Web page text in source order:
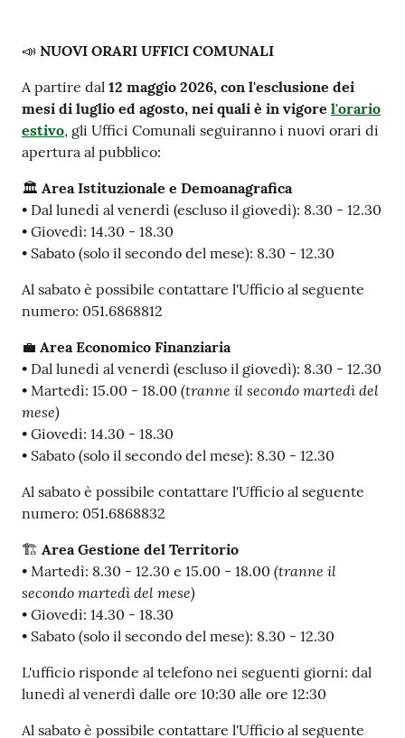
Contenuto
📣 NUOVI ORARI UFFICI COMUNALI
A partire dal 12 maggio 2026, con l'esclusione dei
mesi di luglio ed agosto, nei quali è in vigore l'orario
estivo, gli Uffici Comunali seguiranno i nuovi orari di
apertura al pubblico:
🏛 Area Istituzionale e Demoanagrafica
• Dal lunedì al venerdì (escluso il giovedì): 8.30 - 12.30
• Giovedì: 14.30 - 18.30
• Sabato (solo il secondo del mese): 8.30 - 12.30
Al sabato è possibile contattare l'Ufficio al seguente
numero: 051.6868812
💼 Area Economico Finanziaria
• Dal lunedì al venerdì (escluso il giovedì): 8.30 - 12.30
• Martedì: 15.00 - 18.00 (tranne il secondo martedì del
mese)
• Giovedì: 14.30 - 18.30
• Sabato (solo il secondo del mese): 8.30 - 12.30
Al sabato è possibile contattare l'Ufficio al seguente
numero: 051.6868832
🏗 Area Gestione del Territorio
• Martedì: 8.30 - 12.30 e 15.00 - 18.00 (tranne il
secondo martedì del mese)
• Giovedì: 14.30 - 18.30
• Sabato (solo il secondo del mese): 8.30 - 12.30
L'ufficio risponde al telefono nei seguenti giorni: dal
lunedì al venerdì dalle ore 10:30 alle ore 12:30
Al sabato è possibile contattare l'Ufficio al seguente